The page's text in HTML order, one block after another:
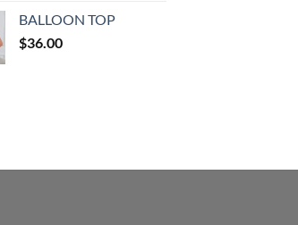
BALLOON TOP
$36.00